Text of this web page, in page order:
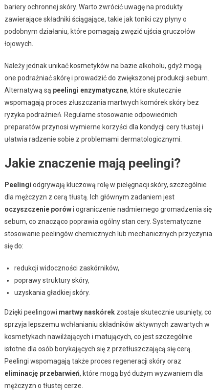
bariery ochronnej skóry. Warto zwrócić uwagę na produkty
zawierające składniki ściągające, takie jak toniki czy płyny o
podobnym działaniu, które pomagają zwęzić ujścia gruczołów
łojowych.
Należy jednak unikać kosmetyków na bazie alkoholu, gdyż mogą
one podrażniać skórę i prowadzić do zwiększonej produkcji sebum.
Alternatywą są peelingi enzymatyczne, które skutecznie
wspomagają proces złuszczania martwych komórek skóry bez
ryzyka podrażnień. Regularne stosowanie odpowiednich
preparatów przynosi wymierne korzyści dla kondycji cery tłustej i
ułatwia radzenie sobie z problemami dermatologicznymi.
Jakie znaczenie mają peelingi?
Peelingi odgrywają kluczową rolę w pielęgnacji skóry, szczególnie
dla mężczyzn z cerą tłustą. Ich głównym zadaniem jest
oczyszczenie porówi ograniczenie nadmiernego gromadzenia się
sebum, co znacząco poprawia ogólny stan cery. Systematyczne
stosowanie peelingów chemicznych lub mechanicznych przyczynia
się do:
redukcji widoczności zaskórników,
poprawy struktury skóry,
uzyskania gładkiej skóry.
Dzięki peelingowi martwy naskórekzostaje skutecznie usunięty, co
sprzyja lepszemu wchłanianiu składników aktywnych zawartych w
kosmetykach nawilżających i matujących, co jest szczególnie
istotne dla osób borykających się z przetłuszczającą się cerą.
Peelingi wspomagają także proces regeneracji skóry oraz
eliminację przebarwień, które mogą być dużym wyzwaniem dla
mężczyzn o tłustej cerze.